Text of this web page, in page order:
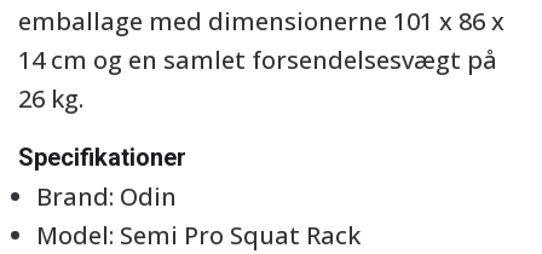
emballage med dimensionerne 101 x 86 x
14 cm og en samlet forsendelsesvægt på
26 kg.
Specifikationer
Brand: Odin
Model: Semi Pro Squat Rack